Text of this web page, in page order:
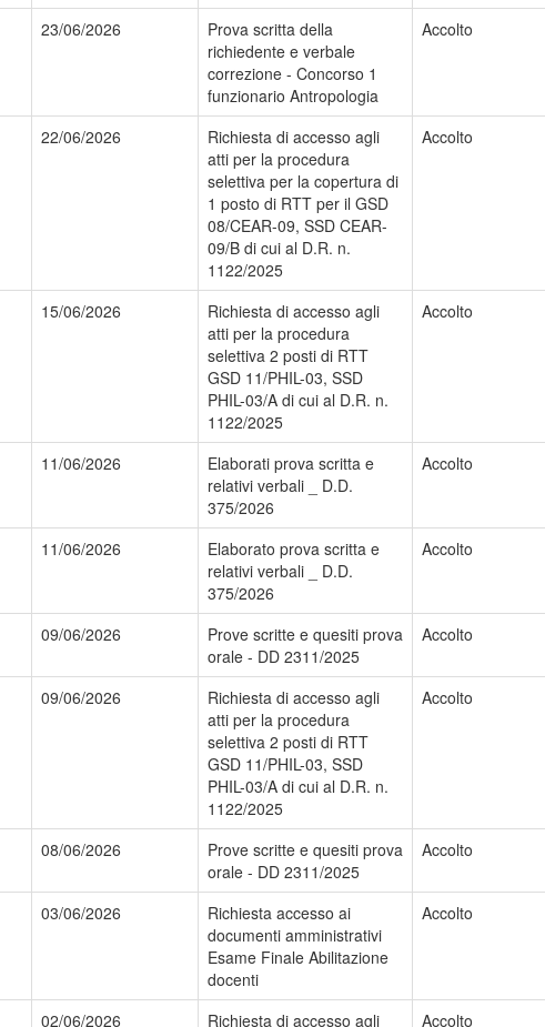
23/06/2026
Prova scritta della
richiedente e verbale
correzione - Concorso 1
funzionario Antropologia
Accolto
22/06/2026
Richiesta di accesso agli
atti per la procedura
selettiva per la copertura di
1 posto di RTT per il GSD
08/CEAR-09, SSD CEAR-
09/B di cui al D.R. n.
1122/2025
Accolto
15/06/2026
Richiesta di accesso agli
atti per la procedura
selettiva 2 posti di RTT
GSD 11/PHIL-03, SSD
PHIL-03/A di cui al D.R. n.
1122/2025
Accolto
11/06/2026
Elaborati prova scritta e
relativi verbali _ D.D.
375/2026
Accolto
11/06/2026
Elaborato prova scritta e
relativi verbali _ D.D.
375/2026
Accolto
09/06/2026
Prove scritte e quesiti prova
orale - DD 2311/2025
Accolto
09/06/2026
Richiesta di accesso agli
atti per la procedura
selettiva 2 posti di RTT
GSD 11/PHIL-03, SSD
PHIL-03/A di cui al D.R. n.
1122/2025
Accolto
08/06/2026
Prove scritte e quesiti prova
orale - DD 2311/2025
Accolto
03/06/2026
Richiesta accesso ai
documenti amministrativi
Esame Finale Abilitazione
docenti
Accolto
02/06/2026 Richiesta di accesso agli Accolto